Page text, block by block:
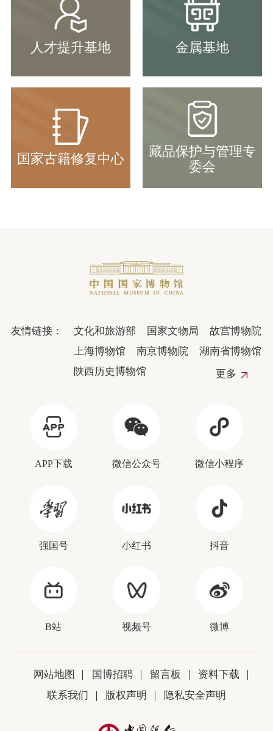
人才提升基地 金属基地
国家古籍修复中心
藏品保护与管理专
委会
友情链接： 文化和旅游部 国家文物局
故宫博物院
上海博物馆
南京博物院
湖南省博物馆
陕西历史博物馆
更多
APP下载 微信公众号 微信小程序
强国号 小红书 抖音
B站 视频号 微博
网站地图 国博招聘 留言板
资料下载
联系我们
版权声明 隐私安全声明